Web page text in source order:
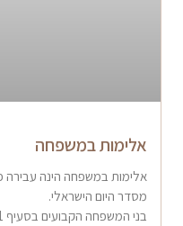
אלימות במשפחה
אלימות במשפחה הינה עבירה
מסדר היום הישראלי.